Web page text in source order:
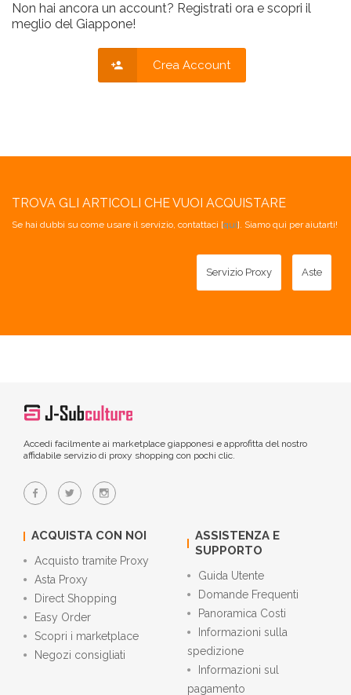
Non hai ancora un account? Registrati ora e scopri il
meglio del Giappone!
Crea Account
TROVA GLI ARTICOLI CHE VUOI ACQUISTARE
Se hai dubbi su come usare il servizio, contattaci [qui]. Siamo qui per aiutarti!
Servizio Proxy Aste
Accedi facilmente ai marketplace giapponesi e approfitta del nostro
affidabile servizio di proxy shopping con pochi clic.
ACQUISTA CON NOI
Acquisto tramite Proxy
Asta Proxy
Direct Shopping
Easy Order
Scopri i marketplace
Negozi consigliati
ASSISTENZA E
SUPPORTO
Guida Utente
Domande Frequenti
Panoramica Costi
Informazioni sulla
spedizione
Informazioni sul
pagamento